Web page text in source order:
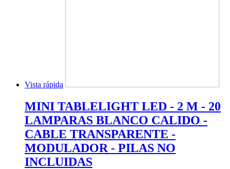
Vista rápida
MINI TABLELIGHT LED - 2 M - 20
LAMPARAS BLANCO CALIDO -
CABLE TRANSPARENTE -
MODULADOR - PILAS NO
INCLUIDAS